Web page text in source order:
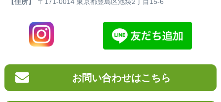
【住所】
〒171-0014 東京都豊島区池袋2丁目15-6
お問い合わせはこちら